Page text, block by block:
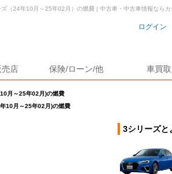
ログイン
売店 保険/ローン/他 車買取
月～25年02月)の燃費
10月～25年02月)の燃費
ズ（24年10月～25年02月）の燃費 | 中古車・中古車情報ならカ
3シリーズと